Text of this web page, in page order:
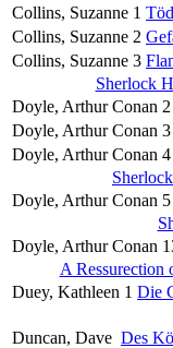
Collins, Suzanne 1
Collins, Suzanne 2
Collins, Suzanne 3
Sherlock
Doyle, Arthur Conan 2
Doyle, Arthur Conan 3
Doyle, Arthur Conan 4
Doyle, Arthur Conan 5
Doyle, Arthur Conan
A Ressurection
Duey, Kathleen 1 Die
Duncan, Dave Des